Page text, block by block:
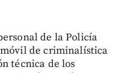
de la Policía
de criminalística
técnica de los